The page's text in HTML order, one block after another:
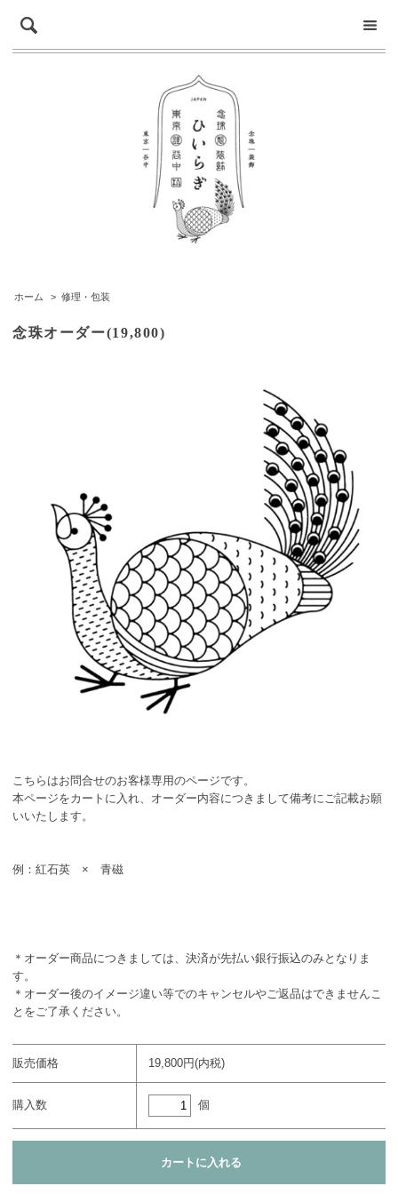
ホーム > 修理・包装
念珠オーダー(19,800)
こちらはお問合せのお客様専用のページです。
本ページをカートに入れ、オーダー内容につきまして備考にご記載お願
いいたします。
例：紅石英 × 青磁
＊オーダー商品につきましては、決済が先払い銀行振込のみとなりま
す。
＊オーダー後のイメージ違い等でのキャンセルやご返品はできませんこ
とをご了承ください。
販売価格 19,800円(内税)
購入数 個